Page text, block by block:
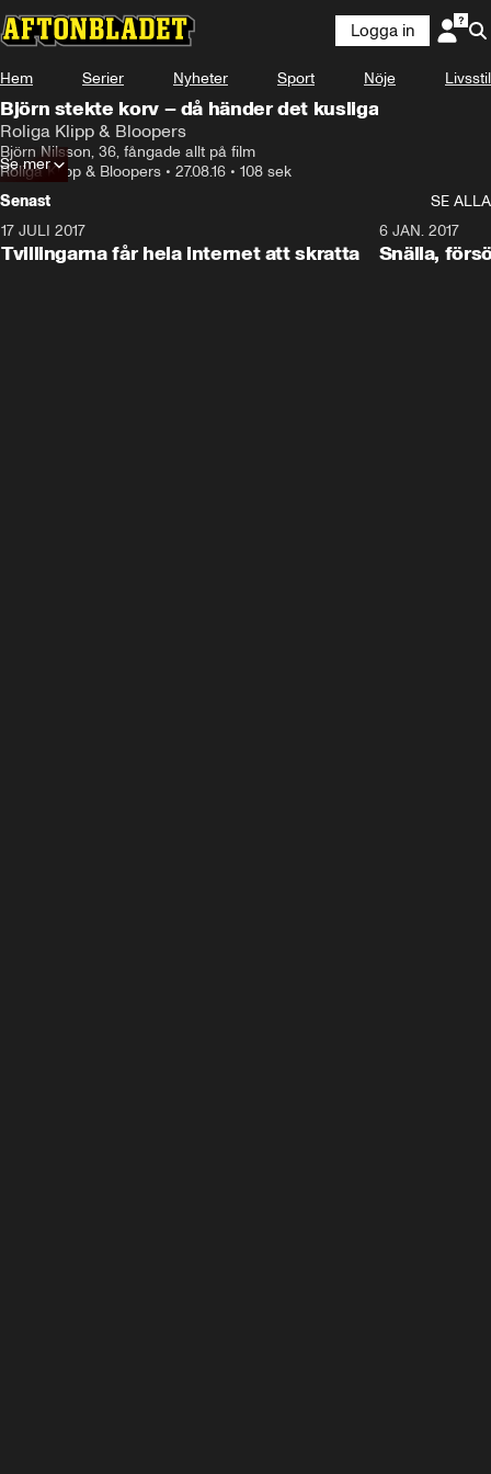
Logga in
Hem Serier Nyheter Sport Nöje Livsstil
Björn stekte korv – då händer det kusliga
Roliga Klipp & Bloopers
Björn Nilsson, 36, fångade allt på film
Roliga Klipp & Bloopers • 27.08.16 • 108 sek
Se mer
Senast
SE ALLA
17 JULI 2017
Tvillingarna får hela internet att skratta
6 JAN. 2017
Snälla,